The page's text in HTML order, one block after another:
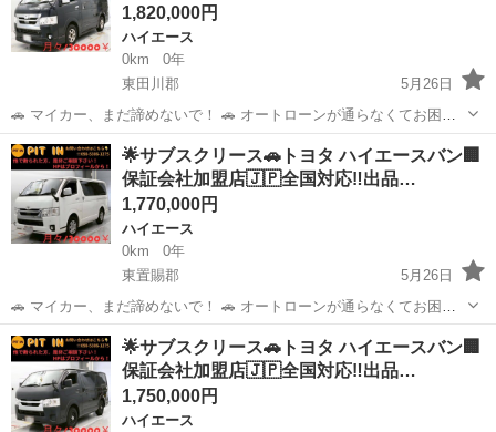
1,820,000円
ハイエース
0km
0年
東田川郡
5月26日
🚗 マイカー、まだ諦めないで！ 🚗 オートローンが通らなくてお困り
の方へ。 当店独自の「サブスクリース」で、ご希望のお車に乗りませ
んか？ ​🚘 【車両詳細】 🚘 ■ トヨタ ハイエースバン ■ 年式：令和3年
■ 走行距離...
山形 東田川郡 ハイエース 車両
︎🌟サブスクリース🚗トヨタ ハイエースバン🏢
保証会社加盟店🇯🇵全国対応‼️出品…
1,770,000円
ハイエース
0km
0年
東置賜郡
5月26日
🚗 マイカー、まだ諦めないで！ 🚗 オートローンが通らなくてお困り
の方へ。 当店独自の「サブスクリース」で、ご希望のお車に乗りませ
んか？ ​🚘 【車両詳細】 🚘 ■ トヨタ ハイエースバン ■ 年式：令和2年
■ 走行距離...
山形 東置賜郡 ハイエース 車両
︎🌟サブスクリース🚗トヨタ ハイエースバン🏢
保証会社加盟店🇯🇵全国対応‼️出品…
1,750,000円
ハイエース